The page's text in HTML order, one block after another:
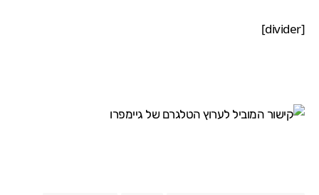
[divider]